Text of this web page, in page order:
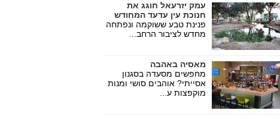
עמק יזרעאל חוגג את
חנוכת עין עדעד המחודש
פנינת טבע ששוקמה ונפתחה
מחדש לציבור הרחב...
מאסיה באהבה
מחפשים מסעדה בסגנון
אסייתי? אוהבים סושי ומנות
מוקפצות ע...